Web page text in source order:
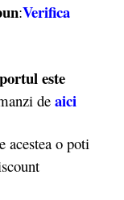
:Verifica
este
de aici
o poti